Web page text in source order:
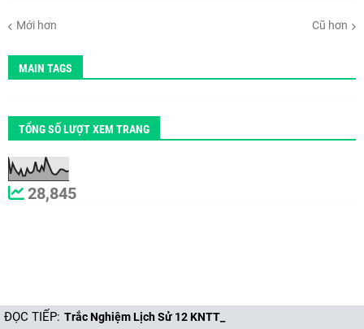
Mới hơn Cũ hơn
MAIN TAGS
TỔNG SỐ LƯỢT XEM TRANG
28,845
ĐỌC TIẾP: T​r​ắ​c​ ​N​g​h​i​ệ​m​ ​L​ị​c​h​ ​S​ử​ ​1​2​ ​K​N​T​T​_​B​à​i​ ​1​6​ ​H​ồ​ ​C​h​í​ ​M​i​n​h​ ​-​ ​A​n​